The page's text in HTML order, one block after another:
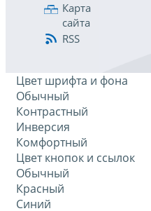
Карта
сайта
RSS
Цвет шрифта и фона
Обычный
Контрастный
Инверсия
Комфортный
Цвет кнопок и ссылок
Обычный
Красный
Синий